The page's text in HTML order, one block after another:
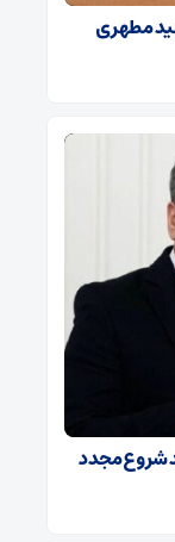
مطهری
شروع مجدد